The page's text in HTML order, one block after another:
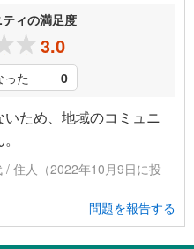
ィの満足度
3.0
た 0
ため、地域のコミュニ
住人（2022年10月9日に投
問題を報告する